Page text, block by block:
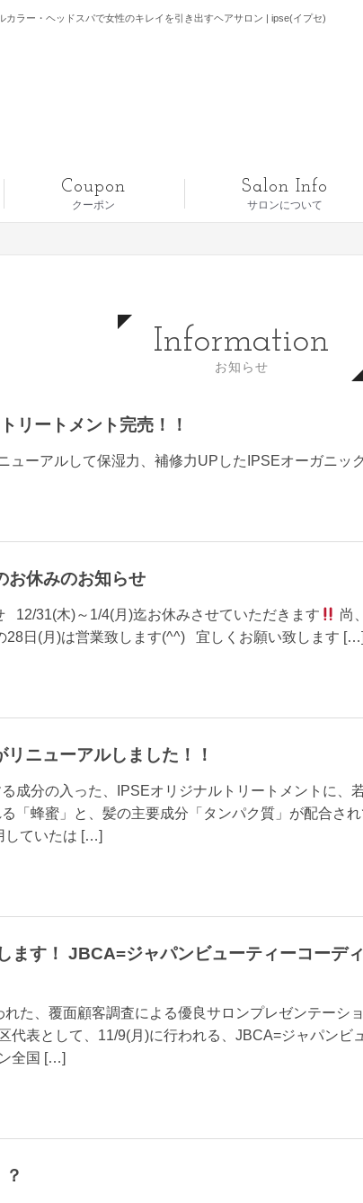
ラー・ヘッドスパで女性のキレイを引き出すヘアサロン | ipse(イプセ)
クーポン
Coupon
サロンについて
Salon Info
Information
お知らせ
リートメント完売！！
ルして保湿力、補修力UPしたIPSEオーガニッ
お休みのお知らせ
12/31(木)～1/4(月)迄お休みさせていただきます
尚
28日(月)は営業致します(^^) 宜しくお願い致します […]
ニューアルしました！！
成分の入った、IPSEオリジナルトリートメントに、
「蜂蜜」と、髪の主要成分「タンパク質」が配合さ
していたは […]
ます！ JBCA=ジャパンビューティーコーデ
た、覆面顧客調査による優良サロンプレゼンテーシ
代表として、11/9(月)に行われる、JBCA=ジャパンビ
全国 […]